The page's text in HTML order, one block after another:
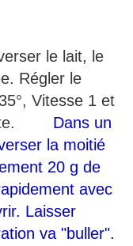
le lait, le
Régler le
Vitesse 1 et
Dans un
la moitié
20 g de
avec
Laisser
va "buller".